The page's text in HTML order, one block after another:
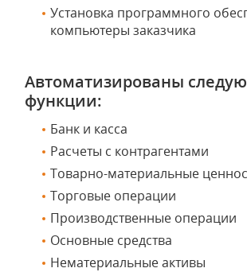
Установка программного
компьютеры заказчика
Автоматизированы
функции:
Банк и касса
Расчеты с контрагентами
Товарно-материальные
Торговые операции
Производственные операции
Основные средства
Нематериальные активы